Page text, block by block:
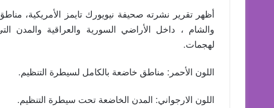
أظهر تقرير نشرته صحيفة نيويورك تايمز الأمريكية،
والشام ، داخل الأراضي السورية والعراقية والمدن
لهجمات.
اللون الأحمر: مناطق خاضعة بالكامل لسيطرة التنظيم.
اللون الارجواني: المدن الخاضعة تحت سيطرة التنظيم.